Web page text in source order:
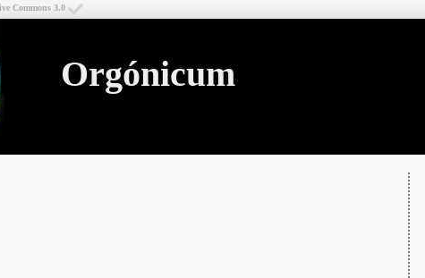
Commons 3.0
Orgónicum